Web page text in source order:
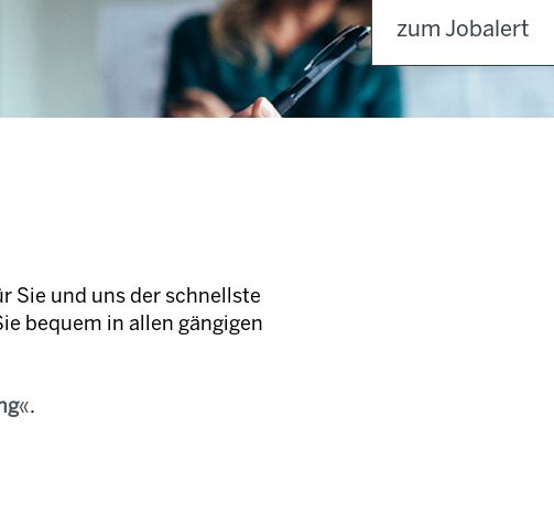
Sie und uns der schnellste
bequem in allen gängigen
.
zum Jobalert